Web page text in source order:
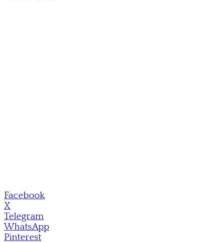
Facebook
X
Telegram
WhatsApp
Pinterest